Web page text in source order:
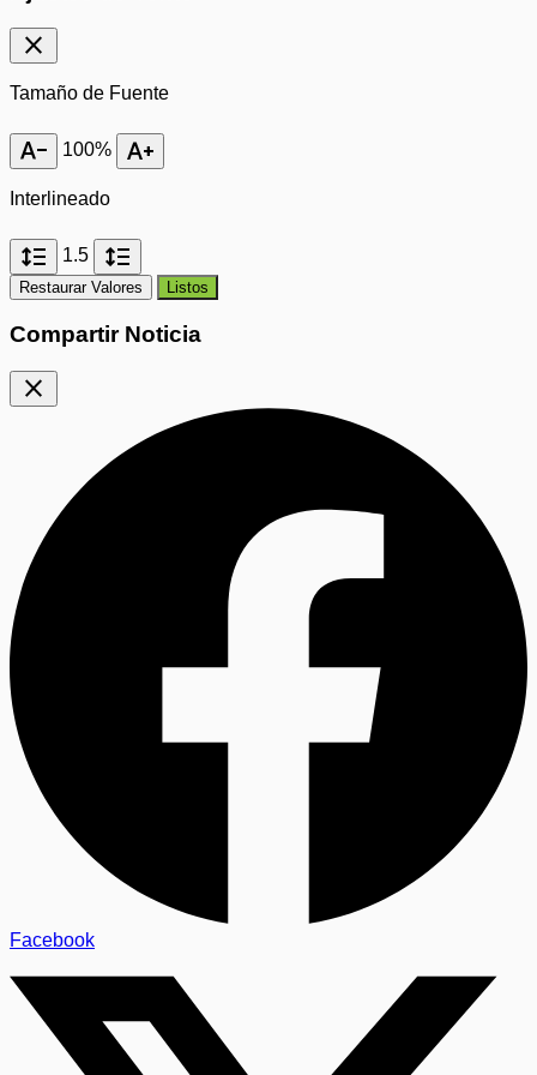
close
Tamaño de Fuente
text_decrease 100% text_increase
Interlineado
format_line_spacing 1.5 format_line_spacing
Restaurar Valores Listos
Compartir Noticia
close
Facebook